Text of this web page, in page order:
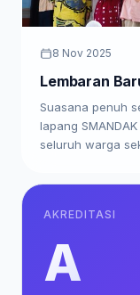
8 Nov 2025
Lembaran
Suasana penuh
lapang
seluruh warga
AKREDITASI
A